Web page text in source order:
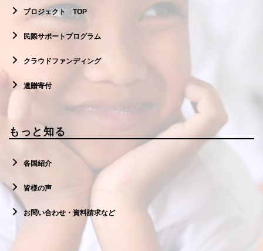
プロジェクト TOP
民際サポートプログラム
クラウドファンディング
遺贈寄付
もっと知る
各国紹介
皆様の声
お問い合わせ・資料請求など